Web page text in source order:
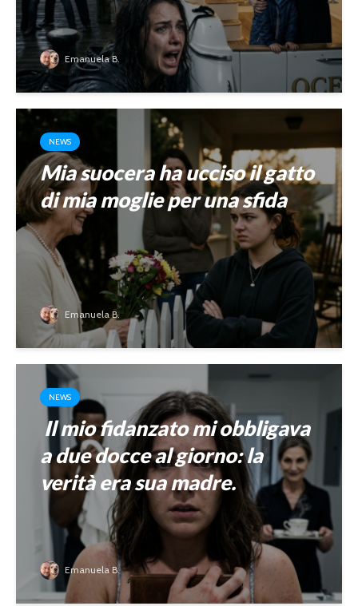
Emanuela B.
NEWS
Mia suocera ha ucciso il gatto
di mia moglie per una sfida
Emanuela B.
NEWS
Il mio fidanzato mi obbligava
a due docce al giorno: la
verità era sua madre.
Emanuela B.